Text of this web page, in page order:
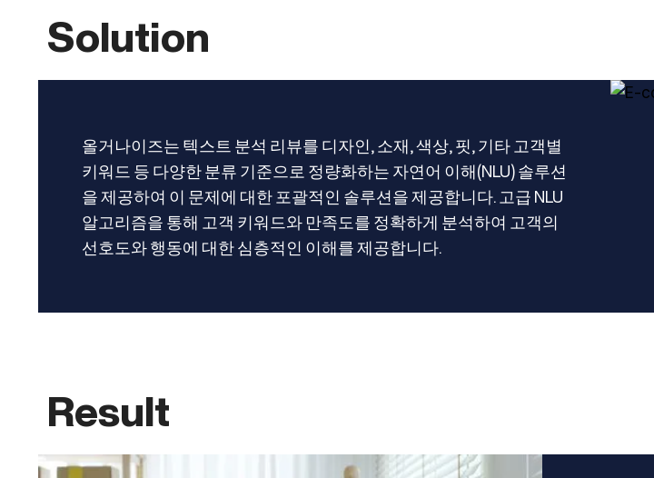
Solution
올거나이즈는 텍스트 분석 리뷰를 디자인, 소재, 색상, 핏, 기타 고객별
키워드 등 다양한 분류 기준으로 정량화하는 자연어 이해(NLU) 솔루션
을 제공하여 이 문제에 대한 포괄적인 솔루션을 제공합니다. 고급 NLU
알고리즘을 통해 고객 키워드와 만족도를 정확하게 분석하여 고객의
선호도와 행동에 대한 심층적인 이해를 제공합니다.
Result